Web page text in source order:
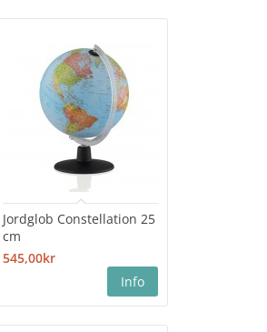
Jordglob Constellation 25
cm
545,00kr